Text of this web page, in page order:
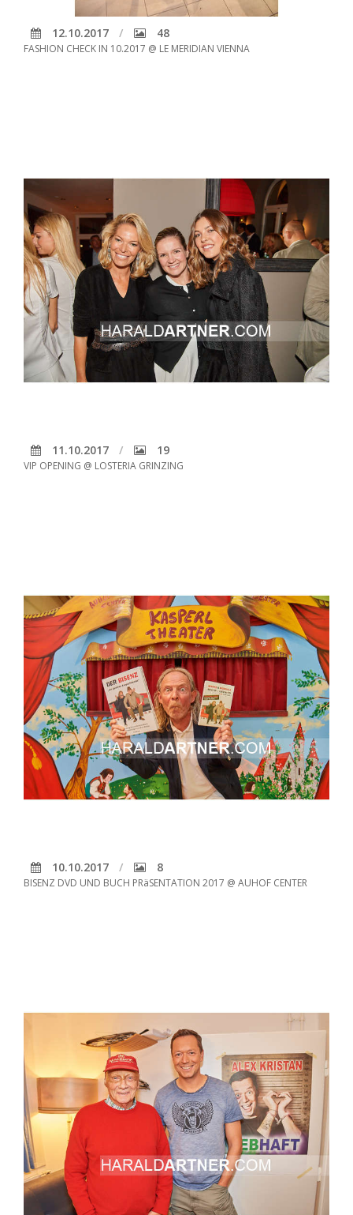
12.10.2017 48
FASHION CHECK IN 10.2017 @ LE MERIDIAN VIENNA
11.10.2017 19
VIP OPENING @ LOSTERIA GRINZING
10.10.2017 8
BISENZ DVD UND BUCH PRäSENTATION 2017 @ AUHOF CENTER